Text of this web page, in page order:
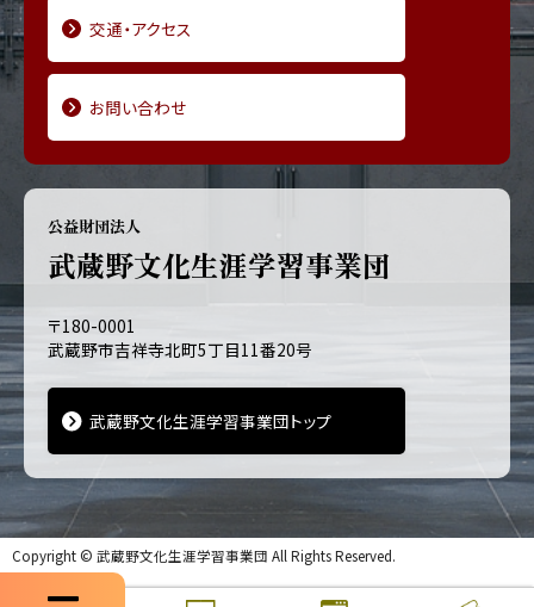
交通・アクセス
お問い合わせ
公益財団法人
武蔵野文化生涯学習事業団
〒180-0001
武蔵野市吉祥寺北町5丁目11番20号
武蔵野文化生涯学習事業団トップ
Copyright © 武蔵野文化生涯学習事業団 All Rights Reserved.